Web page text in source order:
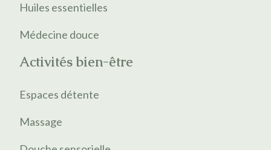
Huiles essentielles
Médecine douce
Activités bien-être
Espaces détente
Massage